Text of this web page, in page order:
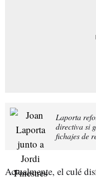
Laporta
directiva si
fichajes de
Actualmente, el culé